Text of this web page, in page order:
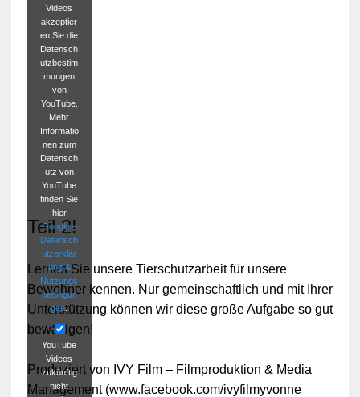
Videos
akzeptier
en Sie die
Datensch
utzbestim
mungen
von
YouTube.
Mehr
Informatio
nen zum
Datensch
utz von
YouTube
finden Sie
hier
Google –
Datensch
utzerklär
ung &
Nutzungs
bedingun
gen.
YouTube
Videos
zukünftig
nicht
Teil 2!
Lernen Sie unsere Tierschutzarbeit für unsere
Bewohner kennen. Nur gemeinschaftlich und mit Ihrer
Unterstützung können wir diese große Aufgabe so gut
bewältigen!
Produziert von IVY Film – Filmproduktion & Media
Management (www.facebook.com/ivyfilmyvonne